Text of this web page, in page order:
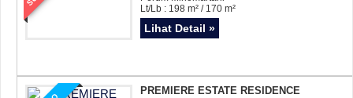
Lt/Lb : 198 m² / 170 m²
Lihat Detail »
PREMIERE ESTATE RESIDENCE